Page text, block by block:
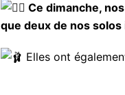
Ce dimanche,
que deux de nos
Elles ont